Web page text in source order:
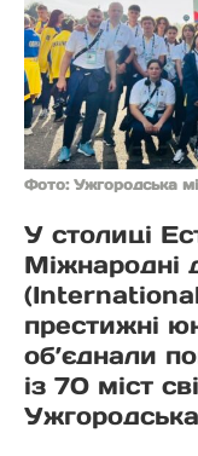
Фото: Ужгородська
У столиці
Міжнародні
престижні
об’єднали
із 70 міст